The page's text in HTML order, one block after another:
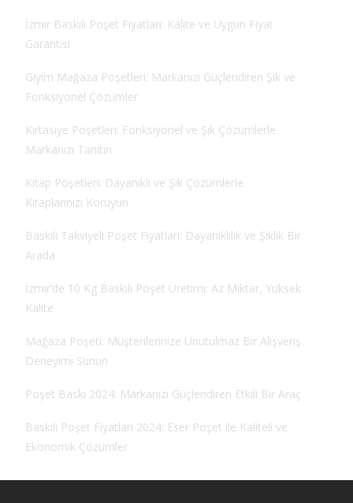
İzmir Baskılı Poşet Fiyatları: Kalite ve Uygun Fiyat
Garantisi
Giyim Mağaza Poşetleri: Markanızı Güçlendiren Şık ve
Fonksiyonel Çözümler
Kırtasiye Poşetleri: Fonksiyonel ve Şık Çözümlerle
Markanızı Tanıtın
Kitap Poşetleri: Dayanıklı ve Şık Çözümlerle
Kitaplarınızı Koruyun
Baskılı Takviyeli Poşet Fiyatları: Dayanıklılık ve Şıklık Bir
Arada
İzmir’de 10 Kg Baskılı Poşet Üretimi: Az Miktar, Yüksek
Kalite
Mağaza Poşeti: Müşterilerinize Unutulmaz Bir Alışveriş
Deneyimi Sunun
Poşet Baskı 2024: Markanızı Güçlendiren Etkili Bir Araç
Baskılı Poşet Fiyatları 2024: Eser Poşet ile Kaliteli ve
Ekonomik Çözümler